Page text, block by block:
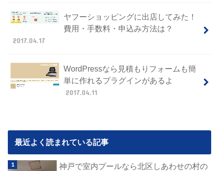
ヤフーショッピングに出店してみた！
費用・手数料・申込み方法は？
2017.04.17
WordPressなら見積もりフォームも簡
単に作れるプラグインがあるよ
2017.04.11
最近よく読まれている記事
神戸で室内プールなら北区しあわせの村の